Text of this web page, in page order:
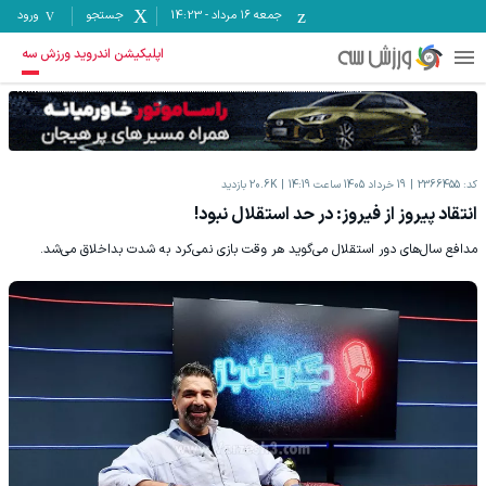
جمعه ۱۶ مرداد -
14:23 جستجو ورود
اپلیکیشن اندروید ورزش سه
کد: 2366455 19 خرداد 1405 ساعت 14:19 20.6K بازدید
انتقاد پیروز از فیروز: در حد استقلال نبود!
مدافع سال‌های دور استقلال می‌گوید هر وقت بازی نمی‌کرد به شدت بداخلاق می‌شد.